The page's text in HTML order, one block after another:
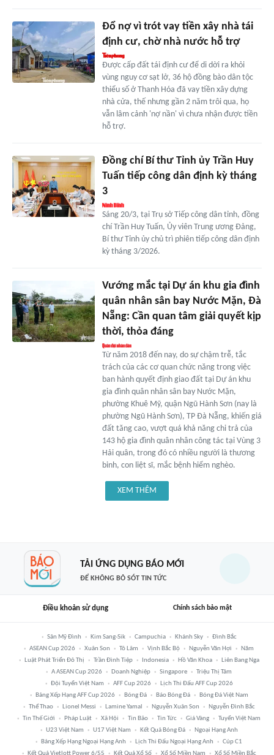
Đổ nợ vì trót vay tiền xây nhà tái
định cư, chờ nhà nước hỗ trợ
Được cấp đất tái định cư để di dời ra khỏi
vùng nguy cơ sạt lở, 36 hộ đồng bào dân tộc
thiểu số ở Thanh Hóa đã vay tiền xây dựng
nhà cửa, thế nhưng gần 2 năm trôi qua, họ
vẫn lâm cảnh 'nợ nần' vì chưa nhận được tiền
hỗ trợ.
Đồng chí Bí thư Tỉnh ủy Trần Huy
Tuấn tiếp công dân định kỳ tháng
3
Sáng 20/3, tại Trụ sở Tiếp công dân tỉnh, đồng
chí Trần Huy Tuấn, Ủy viên Trung ương Đảng,
Bí thư Tỉnh ủy chủ trì phiên tiếp công dân định
kỳ tháng 3/2026.
Vướng mắc tại Dự án khu gia đình
quân nhân sân bay Nước Mặn, Đà
Nẵng: Cần quan tâm giải quyết kịp
thời, thỏa đáng
Từ năm 2018 đến nay, do sự chậm trễ, tắc
trách của các cơ quan chức năng trong việc
ban hành quyết định giao đất tại Dự án khu
gia đình quân nhân sân bay Nước Mặn,
phường Khuê Mỹ, quận Ngũ Hành Sơn (nay là
phường Ngũ Hành Sơn), TP Đà Nẵng, khiến giá
đất tăng cao, vượt quá khả năng chi trả của
143 hộ gia đình quân nhân công tác tại Vùng 3
Hải quân, trong đó có nhiều người là thương
binh, con liệt sĩ, mắc bệnh hiểm nghèo.
XEM THÊM
TẢI ỨNG DỤNG BÁO MỚI
ĐỂ KHÔNG BỎ SÓT TIN TỨC
Điều khoản sử dụng Chính sách bảo mật
Sân Mỹ Đình Kim Sang-Sik Campuchia Khánh Sky
Đình Bắc
ASEAN Cup 2026
Xuân Son Tô Lâm Vịnh Bắc Bộ Nguyễn Văn Hợi
Năm
Luật Phát Triển Đô Thị
Trần Đình Tiệp Indonesia Hồ Văn Khoa
Liên Bang Nga
A ASEAN Cup 2026
Doanh Nghiệp Singapore
Triệu Thị Tâm
Đội Tuyển Việt Nam
AFF Cup 2026
Lịch Thi Đấu AFF Cup 2026
Bảng Xếp Hạng AFF Cup 2026
Bóng Đá Báo Bóng Đá
Bóng Đá Việt Nam
Thể Thao
Lionel Messi Lamine Yamal Nguyễn Xuân Son
Nguyễn Đình Bắc
Tin Thế Giới
Pháp Luật Xã Hội Tin Bão Tin Tức Giá Vàng
Tuyển Việt Nam
U23 Việt Nam
U17 Việt Nam Kết Quả Bóng Đá
Ngoại Hạng Anh
Bảng Xếp Hạng Ngoại Hạng Anh
Lịch Thi Đấu Ngoại Hạng Anh
Cúp C1
Kết Quả Vietlott Power 6/55
Kết Quả Xổ Số Xổ Số Miền Nam Xổ Số Miền Bắc